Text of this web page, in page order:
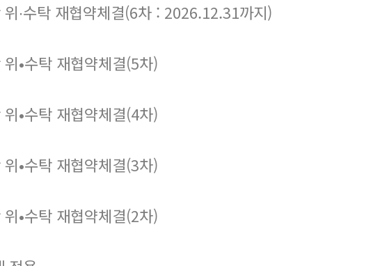
∙수탁 재협약체결(6차 : 2026.12.31까지)
•수탁 재협약체결(5차)
•수탁 재협약체결(4차)
•수탁 재협약체결(3차)
•수탁 재협약체결(2차)